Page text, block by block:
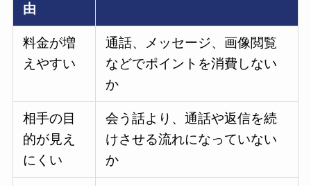
由
料金が増
えやすい
通話、メッセージ、画像閲覧
などでポイントを消費しない
か
相手の目
的が見え
にくい
会う話より、通話や返信を続
けさせる流れになっていない
か